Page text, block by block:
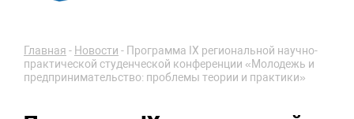
Главная - Новости - Программа IX региональной научно-
практической студенческой конференции «Молодежь и
предпринимательство: проблемы теории и практики»